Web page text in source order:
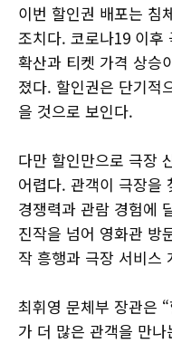
이번 할인권 배포는 침
조치다. 코로나19 이
확산과 티켓 가격 상승
졌다. 할인권은 단기적
을 것으로 보인다.
다만 할인만으로 극장
어렵다. 관객이 극장을
경쟁력과 관람 경험에
진작을 넘어 영화관 방
작 흥행과 극장 서비스
최휘영 문체부 장관은
가 더 많은 관객을 만